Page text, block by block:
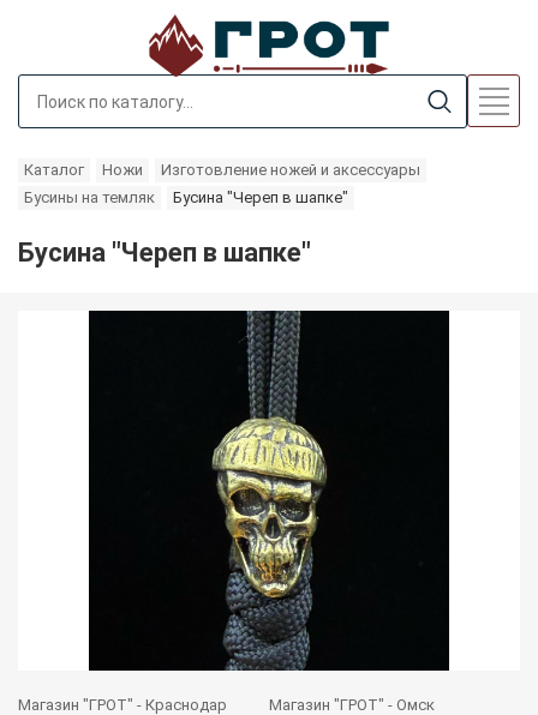
Каталог Ножи
Изготовление ножей и аксессуары
Бусины на темляк
Бусина "Череп в шапке"
Бусина "Череп в шапке"
Магазин "ГРОТ" - Краснодар
Магазин "ГРОТ" - Омск